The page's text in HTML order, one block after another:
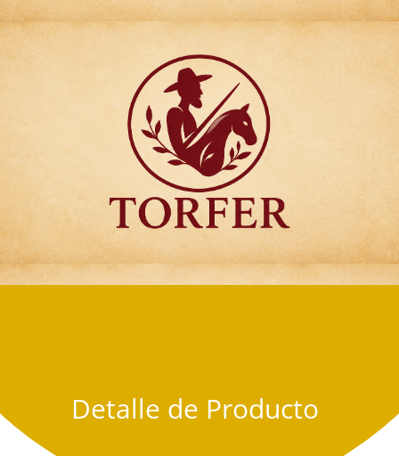
Articulos para
Regalo Torfer.
Detalle de Producto